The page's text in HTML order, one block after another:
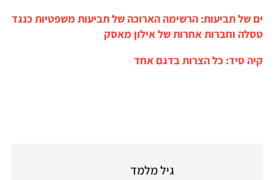
ים של תביעות: הרשימה הארוכה של תביעות משפטיות כנגד
טסלה וחברות אחרות של אילון מאסק
קיה סיד: כל הצרות בדגם אחד
גיל מלמד